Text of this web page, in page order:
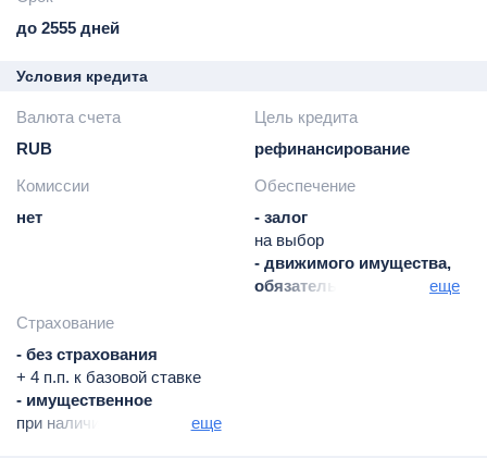
до 2555 дней
Условия кредита
Валюта счета
RUB
Цель кредита
рефинансирование
Комиссии
нет
Обеспечение
- залог
на выбор
- движимого имущества,
обязательно
еще
Страхование
- без страхования
+ 4 п.п. к базовой ставке
- имущественное
при наличии залога;
еще